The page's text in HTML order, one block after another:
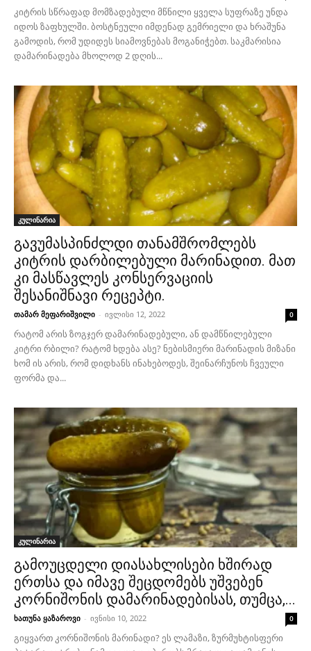
კიტრის სწრაფად მომზადებული მწნილი ყველა სუფრაზე უნდა
იდოს ზაფხულში. ბოსტნეული იმდენად გემრიელი და ხრაშუნა
გამოდის, რომ უდიდეს სიამოვნებას მოგანიჭებთ. საკმარისია
დამარინადება მხოლოდ 2 დღის...
კულინარია
გავუმასპინძლდი თანამშრომლებს
კიტრის დარბილებული მარინადით. მათ
კი მასწავლეს კონსერვაციის
შესანიშნავი რეცეპტი.
თამარ მეფარიშვილი - ივლისი 12, 2022 0
რატომ არის ზოგჯერ დამარინადებული, ან დამწნილებული
კიტრი რბილი? რატომ ხდება ასე? ნებისმიერი მარინადის მიზანი
ხომ ის არის, რომ დიდხანს ინახებოდეს, შეინარჩუნოს ჩვეული
ფორმა და...
კულინარია
გამოუცდელი დიასახლისები ხშირად
ერთსა და იმავე შეცდომებს უშვებენ
კორნიშონის დამარინადებისას, თუმცა,...
ხათუნა ყაზაროვი - ივნისი 10, 2022 0
გიყვართ კორნიშონის მარინადი? ეს ლამაზი, ზურმუხტისფერი